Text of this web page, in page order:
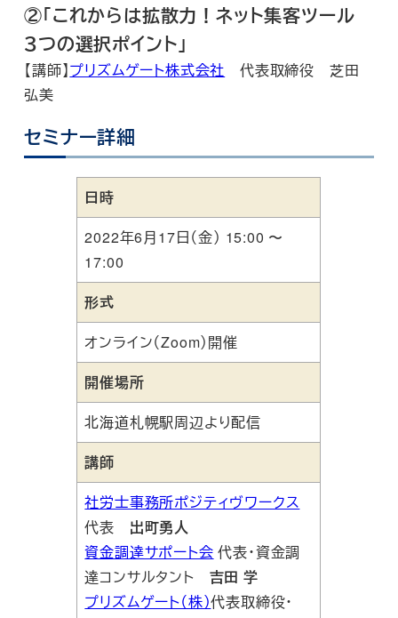
②「これからは拡散力！ネット集客ツール
３つの選択ポイント」
【講師】プリズムゲート株式会社 代表取締役 芝田
弘美
セミナー詳細
日時
2022年6月17日（金） 15:00 〜
17:00
形式
オンライン（Zoom）開催
開催場所
北海道札幌駅周辺より配信
講師
社労士事務所ポジティヴワークス
代表 出町勇人
資金調達サポート会 代表・資金調
達コンサルタント 吉田 学
プリズムゲート（株）代表取締役・